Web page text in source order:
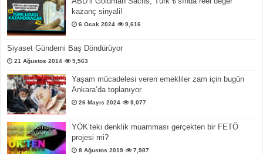
kazanç sinyali!
6 Ocak 2024 9,616
Siyaset Gündemi Baş Döndürüyor
21 Ağustos 2014 9,563
Yaşam mücadelesi veren emekliler zam için bugün
Ankara’da toplanıyor
26 Mayıs 2024 9,077
YÖK’teki denklik muamması gerçekten bir FETÖ
projesi mi?
8 Ağustos 2019 7,987